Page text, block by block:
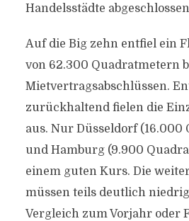
Handelsstädte
Auf die Big zehn entfiel ein
von 62.300 Quadratmetern
Mietvertragsabschlüssen.
zurückhaltend fielen die
aus. Nur Düsseldorf (16.000
und Hamburg (9.900
einem guten Kurs. Die
müssen teils deutlich
Vergleich zum Vorjahr oder